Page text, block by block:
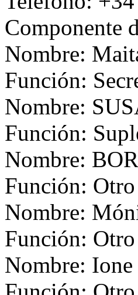
Componente
Nombre:
Función:
Nombre:
Función:
Nombre:
Función: Otro
Nombre:
Función: Otro
Nombre: Ione